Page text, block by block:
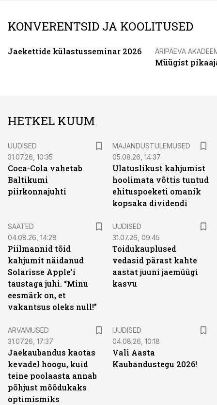
KONVERENTSID JA KOOLITUSED
Jaekettide külastusseminar 2026 ÄRIPÄEVA
Müügist
HETKEL KUUM
UUDISED
31.07.26, 10:35
Coca-Cola vahetab
Baltikumi
piirkonnajuhti
MAJANDUSTULEMUSED
05.08.26, 14:37
Ulatuslikust kahjumist
hoolimata võttis tuntud
ehituspoeketi omanik
kopsaka dividendi
SAATED
04.08.26, 14:28
Piilmannid tõid
kahjumit näidanud
Solarisse Apple’i
taustaga juhi. “Minu
eesmärk on, et
vakantsus oleks null!”
UUDISED
31.07.26, 09:45
Toidukauplused
vedasid pärast kahte
aastat juuni jaemüügi
kasvu
ARVAMUSED
31.07.26, 17:37
Jaekaubandus kaotas
kevadel hoogu, kuid
teine poolaasta annab
põhjust mõõdukaks
optimismiks
UUDISED
04.08.26, 10:18
Vali Aasta
Kaubandustegu 2026!